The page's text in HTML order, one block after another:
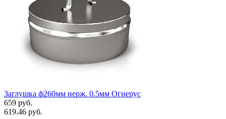
Заглушка ф260мм нерж. 0.5мм Огнерус
659 руб.
619.46 руб.